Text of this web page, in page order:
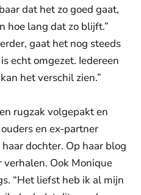
dat het zo goed gaat,
hoe lang dat zo blijft.”
gaat het nog steeds
echt omgezet. Iedereen
het verschil zien.”
rugzak volgepakt en
en ex-partner
dochter. Op haar blog
verhalen. Ook Monique
“Het liefst heb ik al mijn